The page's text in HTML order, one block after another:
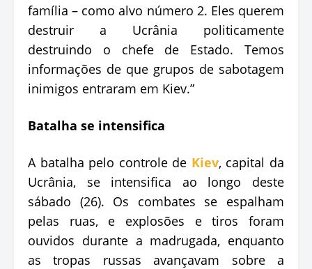
família – como alvo número 2. Eles querem
destruir a Ucrânia politicamente
destruindo o chefe de Estado. Temos
informações de que grupos de sabotagem
inimigos entraram em Kiev.”
Batalha se intensifica
A batalha pelo controle de Kiev, capital da
Ucrânia, se intensifica ao longo deste
sábado (26). Os combates se espalham
pelas ruas, e explosões e tiros foram
ouvidos durante a madrugada, enquanto
as tropas russas avançavam sobre a